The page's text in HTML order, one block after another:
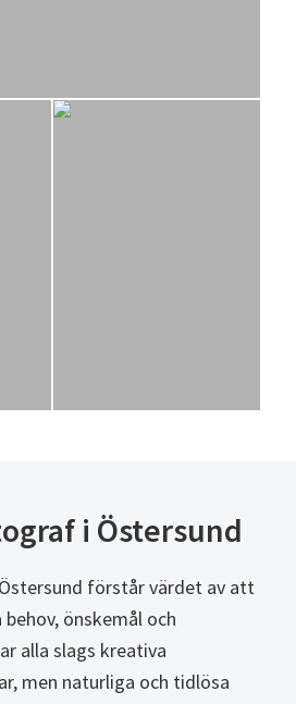
i Östersund
förstår värdet av att
önskemål och
alla slags kreativa
men naturliga och tidlösa